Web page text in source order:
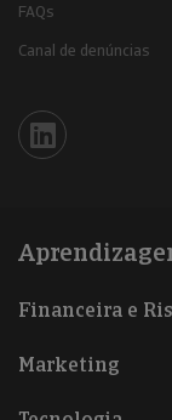
FAQs
Canal de denúncias
Iberinform en
Financeira e
Marketing